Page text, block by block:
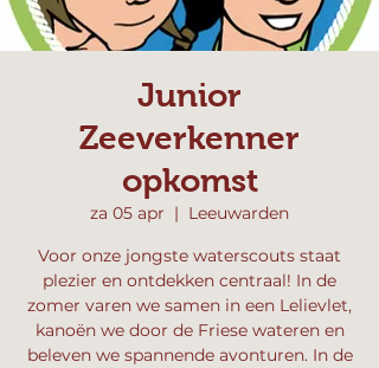
Junior
Zeeverkenner
opkomst
za 05 apr
  |
Leeuwarden
Voor onze jongste waterscouts staat
plezier en ontdekken centraal! In de
zomer varen we samen in een Lelievlet,
kanoën we door de Friese wateren en
beleven we spannende avonturen. In de